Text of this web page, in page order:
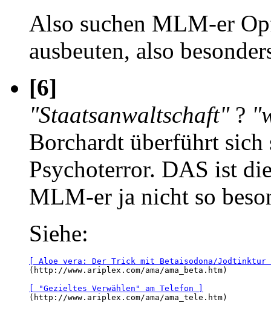
Also suchen MLM-er
ausbeuten, also
[6]
"Staatsanwaltschaft"?
Borchardt überführt
Psychoterror. DAS ist
MLM-er ja nicht so
Siehe:
[ Aloe vera: Der Trick mit Betaisodona/
(http://www.ariplex.com/ama/ama_beta.htm)
[ "Gezieltes Verwählen" am Telefon ]
(http://www.ariplex.com/ama/ama_tele.htm)